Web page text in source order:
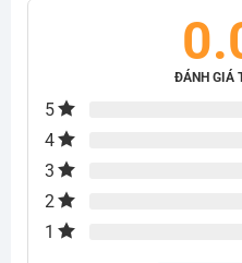
ĐÁNH GIÁ
5
4
3
2
1